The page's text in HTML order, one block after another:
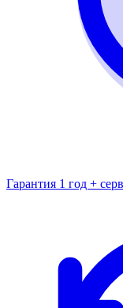
Гарантия 1 год +